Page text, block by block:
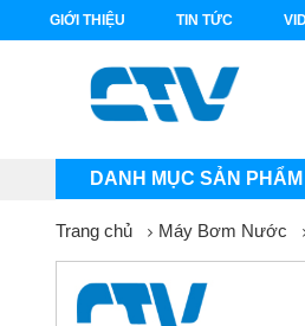
GIỚI THIỆU TIN TỨC
DANH MỤC SẢN PHẨM
Trang chủ Máy Bơm Nước